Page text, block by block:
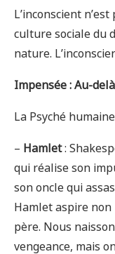
L’inconscient
culture sociale du
nature.
Impensée : Au-
La Psyché
– Hamlet:
qui réalise son
son oncle qui
Hamlet aspire non
père. Nous
vengeance, mais